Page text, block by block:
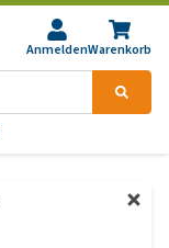
AnmeldenWarenkorb